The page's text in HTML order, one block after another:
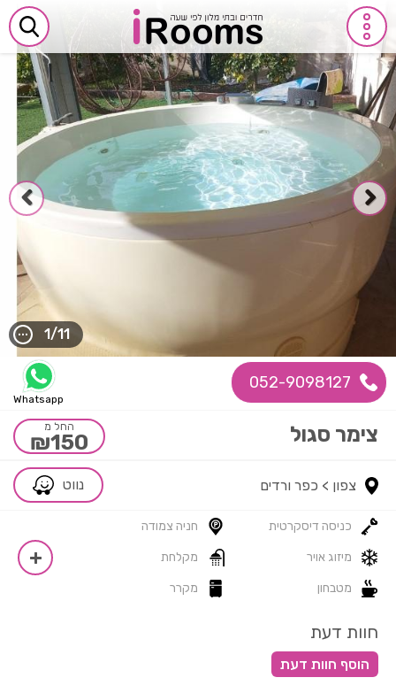
052-9098127
Whatsapp
החל מ
₪150
נווט
1/11
צימר סגול
צפון > כפר ורדים
כניסה דיסקרטית חניה צמודה
מיזוג אויר מקלחת
מטבחון מקרר
חוות דעת